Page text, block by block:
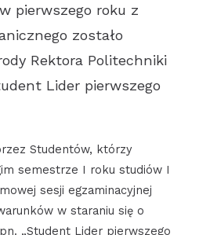
pierwszego roku z
zostało
Rektora Politechniki
Lider pierwszego
Studentów, którzy
semestrze I roku studiów I
sesji egzaminacyjnej
w staraniu się o
„Student Lider pierwszego